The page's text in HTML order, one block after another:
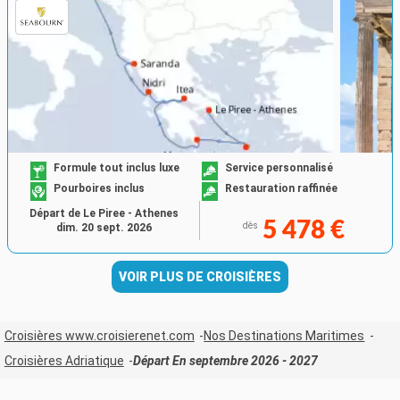
Formule tout inclus luxe
Service personnalisé
Pourboires inclus
Restauration raffinée
dès 5 478 €
Départ de Le Piree - Athenes
dim. 20 sept. 2026
VOIR PLUS DE CROISIÈRES
Croisières www.croisierenet.com
Nos Destinations Maritimes
Croisières Adriatique
Départ En septembre 2026 - 2027